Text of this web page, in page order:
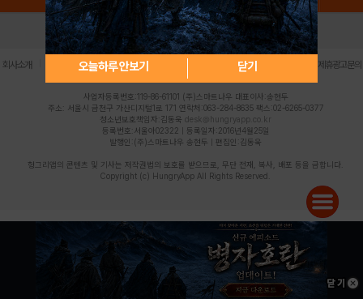
오늘하루 안보기 닫기
로그인 PC버전 전체앱
회사소개 | 개인정보 처리방침 불법촬영물 신고센터 제휴광고문의
사업자등록번호:119-86-61101 (주)스마트나우 대표이사:송현두
주소: 서울시 금천구 가산디지털1로 171 연락처:063-284-8635 팩스:02-6265-0377
청소년보호책임자:김동욱 desk@hungryapp.co.kr
등록번호:서울아02322 | 등록일자:2016년4월25일
발행인:(주)스마트나우 송현두 | 편집인:김동욱
헝그리앱의 콘텐츠 및 기사는 저작권법의 보호를 받으므로, 무단 전재, 복사, 배포 등을 금합니다.
Copyright (c) HungryApp All Rights Reserved.